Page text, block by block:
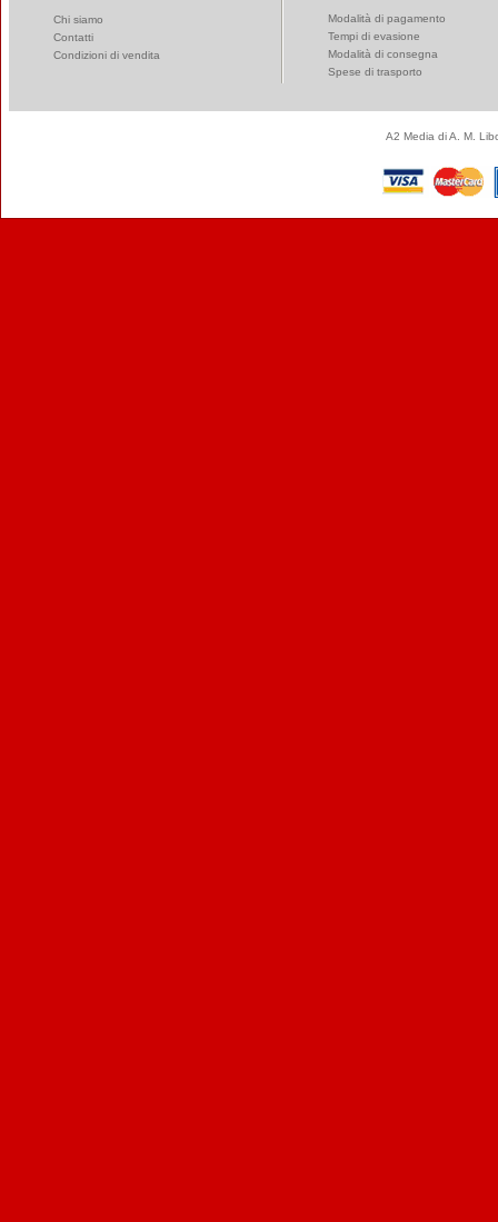
Chi siamo
Contatti
Condizioni di vendita
Modalità di pagamento
Tempi di evasione
Modalità di consegna
Spese di trasporto
A2 Media di A. M.